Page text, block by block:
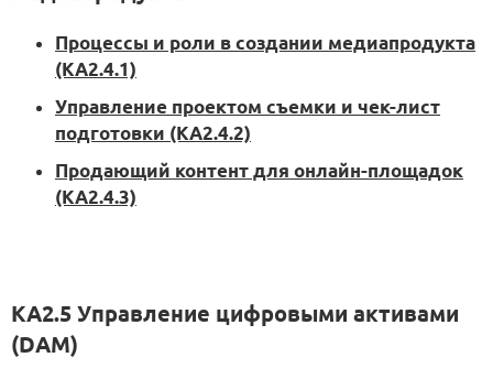
Процессы и роли в создании медиапродукта
(KA2.4.1)
Управление проектом съемки и чек-лист
подготовки (KA2.4.2)
Продающий контент для онлайн-площадок
(KA2.4.3)
KA2.5 Управление цифровыми активами
(DAM)